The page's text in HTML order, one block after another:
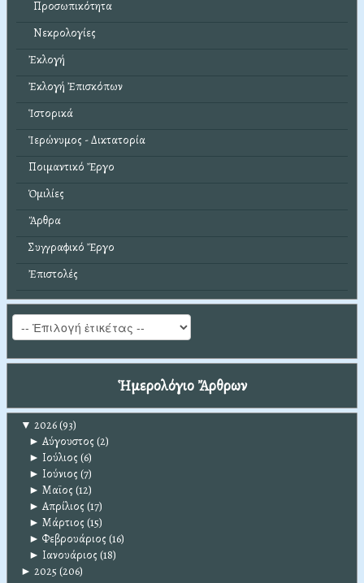
Προσωπικότητα
Νεκρολογίες
Ἐκλογή
Ἐκλογή Ἐπισκόπων
Ἱστορικά
Ἱερώνυμος - Δικτατορία
Ποιμαντικό Ἔργο
Ὁμιλίες
Ἄρθρα
Συγγραφικό Ἔργο
Ἐπιστολές
Ἡμερολόγιο Ἄρθρων
▼ 2026(93)
► Αύγουστος (2)
► Ιούλιος (6)
► Ιούνιος (7)
► Μαϊος (12)
► Απρίλιος (17)
► Μάρτιος (15)
► Φεβρουάριος (16)
► Ιανουάριος (18)
► 2025 (206)